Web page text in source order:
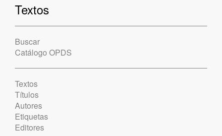
Textos
Buscar
Catálogo OPDS
Textos
Títulos
Autores
Etiquetas
Editores